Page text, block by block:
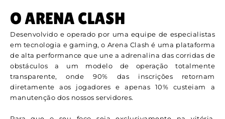
O ARENA CLASH
Desenvolvido e operado por uma equipe de especialistas
em tecnologia e gaming, o Arena Clash é uma plataforma
de alta performance que une a adrenalina das corridas de
obstáculos a um modelo de operação totalmente
transparente, onde 90% das inscrições retornam
diretamente aos jogadores e apenas 10% custeiam a
manutenção dos nossos servidores.